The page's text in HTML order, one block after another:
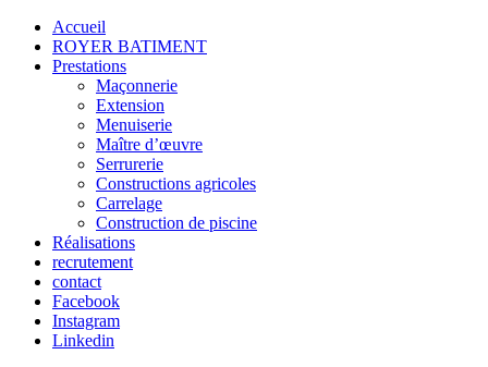
Accueil
ROYER BATIMENT
Prestations
Maçonnerie
Extension
Menuiserie
Maître d’œuvre
Serrurerie
Constructions agricoles
Carrelage
Construction de piscine
Réalisations
recrutement
contact
Facebook
Instagram
Linkedin